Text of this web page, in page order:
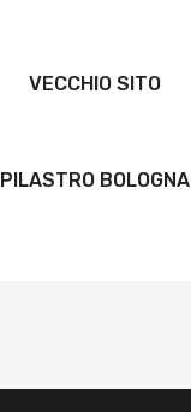
VECCHIO SITO
PILASTRO BOLOGNA